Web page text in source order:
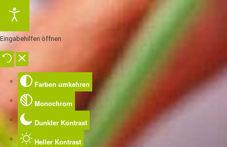
Eingabehilfen öffnen
Farben umkehren
Monochrom
Dunkler Kontrast
Heller Kontrast